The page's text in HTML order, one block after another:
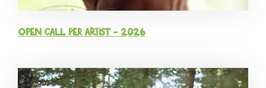
OPEN CALL per Artist – 2026